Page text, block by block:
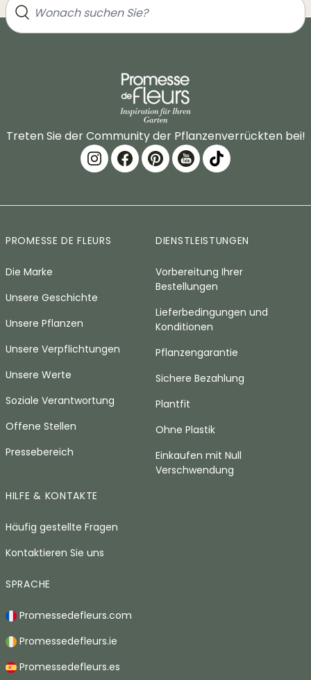
Treten Sie der Community der Pflanzenverrückten bei!
PROMESSE DE FLEURS
Die Marke
Unsere Geschichte
Unsere Pflanzen
Unsere Verpflichtungen
Unsere Werte
Soziale Verantwortung
Offene Stellen
Pressebereich
DIENSTLEISTUNGEN
Vorbereitung Ihrer
Bestellungen
Lieferbedingungen und
Konditionen
Pflanzengarantie
Sichere Bezahlung
Plantfit
Ohne Plastik
Einkaufen mit Null
Verschwendung
HILFE & KONTAKTE
Häufig gestellte Fragen
Kontaktieren Sie uns
SPRACHE
Promessedefleurs.com
Promessedefleurs.ie
Promessedefleurs.es